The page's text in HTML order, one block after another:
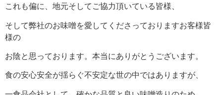
これも偏に、地元そしてご協力頂いている皆様、
そして弊社のお味噌を愛してくださっておりますお客様皆
様の
お陰と思っております。本当にありがとうございます。
食の安心安全が揺らぐ不安定な世の中ではありますが、